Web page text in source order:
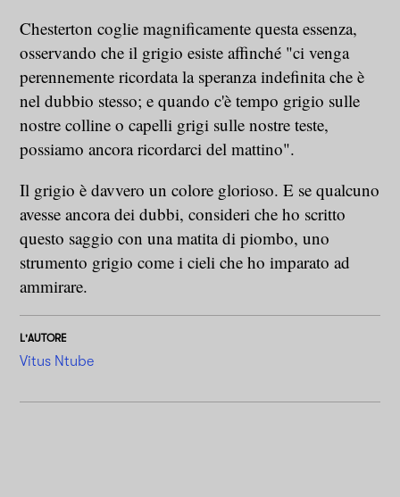
Chesterton coglie magnificamente questa essenza,
osservando che il grigio esiste affinché "ci venga
perennemente ricordata la speranza indefinita che è
nel dubbio stesso; e quando c'è tempo grigio sulle
nostre colline o capelli grigi sulle nostre teste,
possiamo ancora ricordarci del mattino".
Il grigio è davvero un colore glorioso. E se qualcuno
avesse ancora dei dubbi, consideri che ho scritto
questo saggio con una matita di piombo, uno
strumento grigio come i cieli che ho imparato ad
ammirare.
L'AUTORE
Vitus Ntube